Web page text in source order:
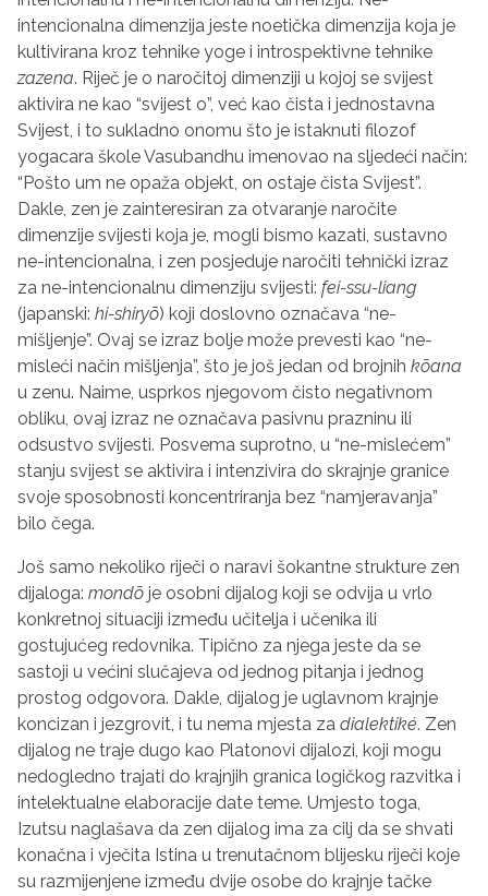
intencionalna dimenzija jeste noetička dimenzija koja je
kultivirana kroz tehnike yoge i introspektivne tehnike
zazena. Riječ je o naročitoj dimenziji u kojoj se svijest
aktivira ne kao “svijest o”, već kao čista i jednostavna
Svijest, i to sukladno onomu što je istaknuti filozof
yogacara škole Vasubandhu imenovao na sljedeći način:
“Pošto um ne opaža objekt, on ostaje čista Svijest”.
Dakle, zen je zainteresiran za otvaranje naročite
dimenzije svijesti koja je, mogli bismo kazati, sustavno
ne-intencionalna, i zen posjeduje naročiti tehnički izraz
za ne-intencionalnu dimenziju svijesti: fei-ssu-liang
(japanski: hi-shiryō) koji doslovno označava “ne-
mišljenje”. Ovaj se izraz bolje može prevesti kao “ne-
misleći način mišljenja”, što je još jedan od brojnih kōana
u zenu. Naime, usprkos njegovom čisto negativnom
obliku, ovaj izraz ne označava pasivnu prazninu ili
odsustvo svijesti. Posvema suprotno, u “ne-mislećem”
stanju svijest se aktivira i intenzivira do skrajnje granice
svoje sposobnosti koncentriranja bez “namjeravanja”
bilo čega.
Još samo nekoliko riječi o naravi šokantne strukture zen
dijaloga: mondō je osobni dijalog koji se odvija u vrlo
konkretnoj situaciji između učitelja i učenika ili
gostujućeg redovnika. Tipično za njega jeste da se
sastoji u većini slučajeva od jednog pitanja i jednog
prostog odgovora. Dakle, dijalog je uglavnom krajnje
koncizan i jezgrovit, i tu nema mjesta za dialektiké. Zen
dijalog ne traje dugo kao Platonovi dijalozi, koji mogu
nedogledno trajati do krajnjih granica logičkog razvitka i
intelektualne elaboracije date teme. Umjesto toga,
Izutsu naglašava da zen dijalog ima za cilj da se shvati
konačna i vječita Istina u trenutačnom blijesku riječi koje
su razmijenjene između dvije osobe do krajnje tačke